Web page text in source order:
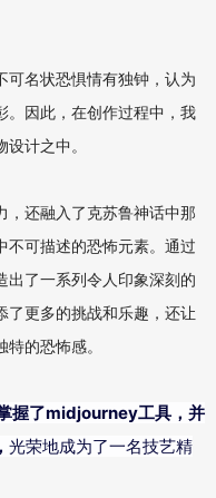
可名状恐惧情有独钟，认为
。因此，在创作过程中，我
计之中。
，还融入了克苏鲁神话中那
可描述的恐怖元素。 通过
出了一系列令人印象深刻的
了更多的挑战和乐趣，还让
的恐怖感。
握了midjourney工具，并
光荣地成为了一名技艺精